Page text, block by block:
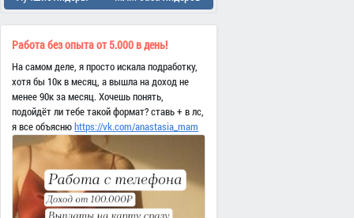
Работа без опыта от 5.000 в день!
На самом деле, я просто искала подработку,
хотя бы 10к в месяц, а вышла на доход не
менее 90к за месяц. Хочешь понять,
подойдёт ли тебе такой формат? ставь + в лс,
я все объяснюhttps://vk.com/anastasia_mam